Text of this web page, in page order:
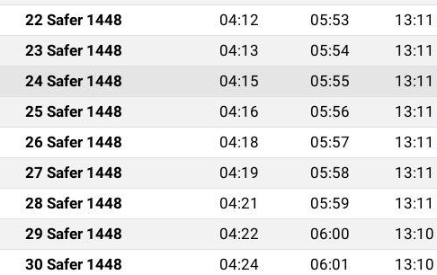
22 Safer 1448 04:12 05:53 13:11
23 Safer 1448 04:13 05:54 13:11
24 Safer 1448 04:15 05:55 13:11
25 Safer 1448 04:16 05:56 13:11
26 Safer 1448 04:18 05:57 13:11
27 Safer 1448 04:19 05:58 13:11
28 Safer 1448 04:21 05:59 13:11
29 Safer 1448 04:22 06:00 13:10
30 Safer 1448 04:24 06:01 13:10